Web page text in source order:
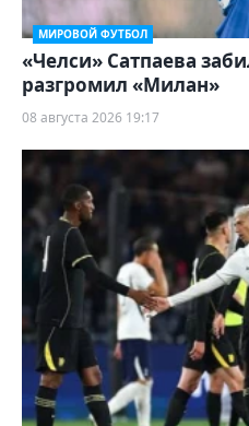
МИРОВОЙ ФУТБОЛ
«Челси» Сатпаева
разгромил «Милан»
08 августа 2026 19:17